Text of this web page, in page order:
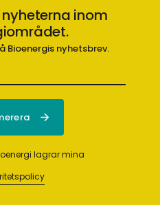
inom
Bioenergis nyhetsbrev.
lagrar mina